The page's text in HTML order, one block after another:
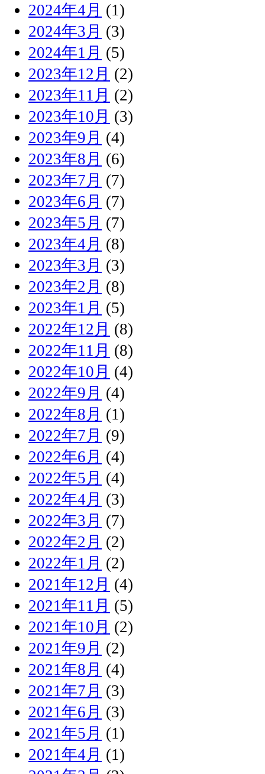
2024年4月 (1)
2024年3月 (3)
2024年1月 (5)
2023年12月 (2)
2023年11月 (2)
2023年10月 (3)
2023年9月 (4)
2023年8月 (6)
2023年7月 (7)
2023年6月 (7)
2023年5月 (7)
2023年4月 (8)
2023年3月 (3)
2023年2月 (8)
2023年1月 (5)
2022年12月 (8)
2022年11月 (8)
2022年10月 (4)
2022年9月 (4)
2022年8月 (1)
2022年7月 (9)
2022年6月 (4)
2022年5月 (4)
2022年4月 (3)
2022年3月 (7)
2022年2月 (2)
2022年1月 (2)
2021年12月 (4)
2021年11月 (5)
2021年10月 (2)
2021年9月 (2)
2021年8月 (4)
2021年7月 (3)
2021年6月 (3)
2021年5月 (1)
2021年4月 (1)